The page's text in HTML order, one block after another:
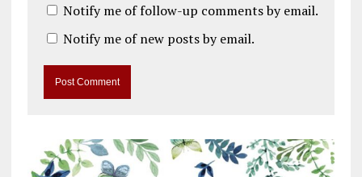
Notify me of follow-up comments by email.
Notify me of new posts by email.
t
e